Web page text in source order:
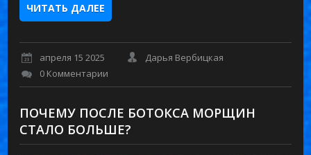
ЧИТАТЬ ДАЛЕЕ
апреля 15 2025
Дарья Вербицкая
0 Комментарии
ПОЧЕМУ ПОСЛЕ БОТОКСА МОРЩИН
СТАЛО БОЛЬШЕ?